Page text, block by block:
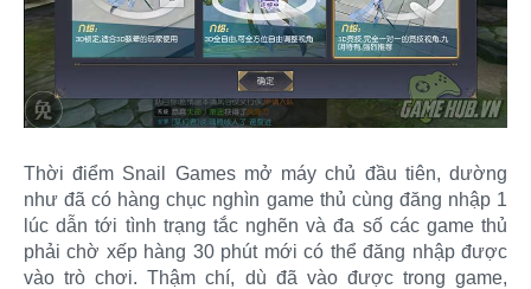
Thời điểm Snail Games mở máy chủ đầu tiên, dường
như đã có hàng chục nghìn game thủ cùng đăng nhập 1
lúc dẫn tới tình trạng tắc nghẽn và đa số các game thủ
phải chờ xếp hàng 30 phút mới có thể đăng nhập được
vào trò chơi. Thậm chí, dù đã vào được trong game,